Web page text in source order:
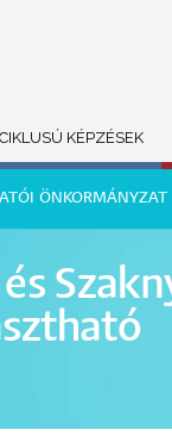
KÉPZÉSEK
ÖNKORMÁNYZAT